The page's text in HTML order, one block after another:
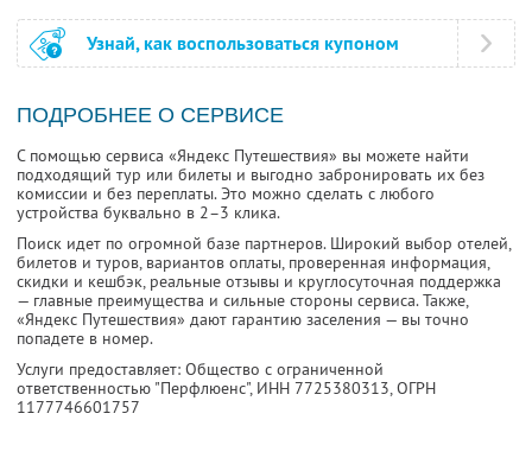
Узнай, как воспользоваться купоном
ПОДРОБНЕЕ О СЕРВИСЕ
С помощью сервиса «Яндекс Путешествия» вы можете найти
подходящий тур или билеты и выгодно забронировать их без
комиссии и без переплаты. Это можно сделать с любого
устройства буквально в 2–3 клика.
Поиск идет по огромной базе партнеров. Широкий выбор отелей,
билетов и туров, вариантов оплаты, проверенная информация,
скидки и кешбэк, реальные отзывы и круглосуточная поддержка
— главные преимущества и сильные стороны сервиса. Также,
«Яндекс Путешествия» дают гарантию заселения — вы точно
попадете в номер.
Услуги предоставляет: Общество с ограниченной
ответственностью "Перфлюенс", ИНН 7725380313, ОГРН
1177746601757